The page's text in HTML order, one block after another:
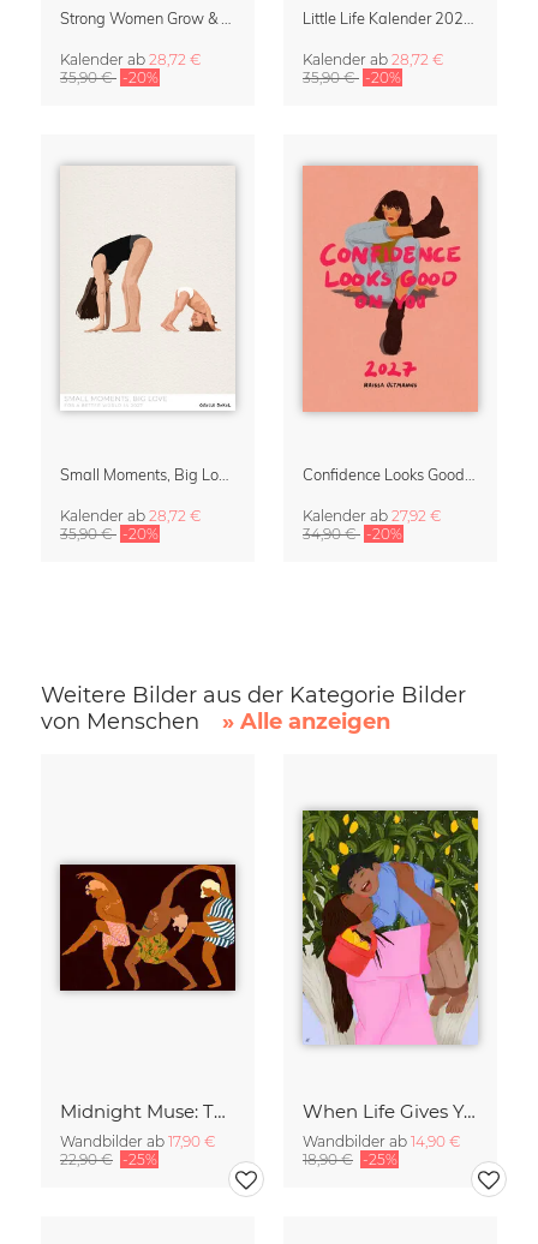
Strong Women Grow & Bloom Kalender 2027
Kalender ab 28,72 €
35,90 € -20%
Little Life Kalender 2027 von Simone Goder
Kalender ab 28,72 €
35,90 € -20%
Small Moments, Big Love – Mutterschaftskalender von Giselle Dekel
Kalender ab 28,72 €
35,90 € -20%
Confidence Looks Good On You Kalender 2027
Kalender ab 27,92 €
34,90 € -20%
Weitere Bilder aus der Kategorie Bilder
von Menschen
» Alle anzeigen
Midnight Muse: The Dance of Sisterhood
Wandbilder ab 17,90 €
22,90 € -25%
When Life Gives You Lemons
Wandbilder ab 14,90 €
18,90 € -25%